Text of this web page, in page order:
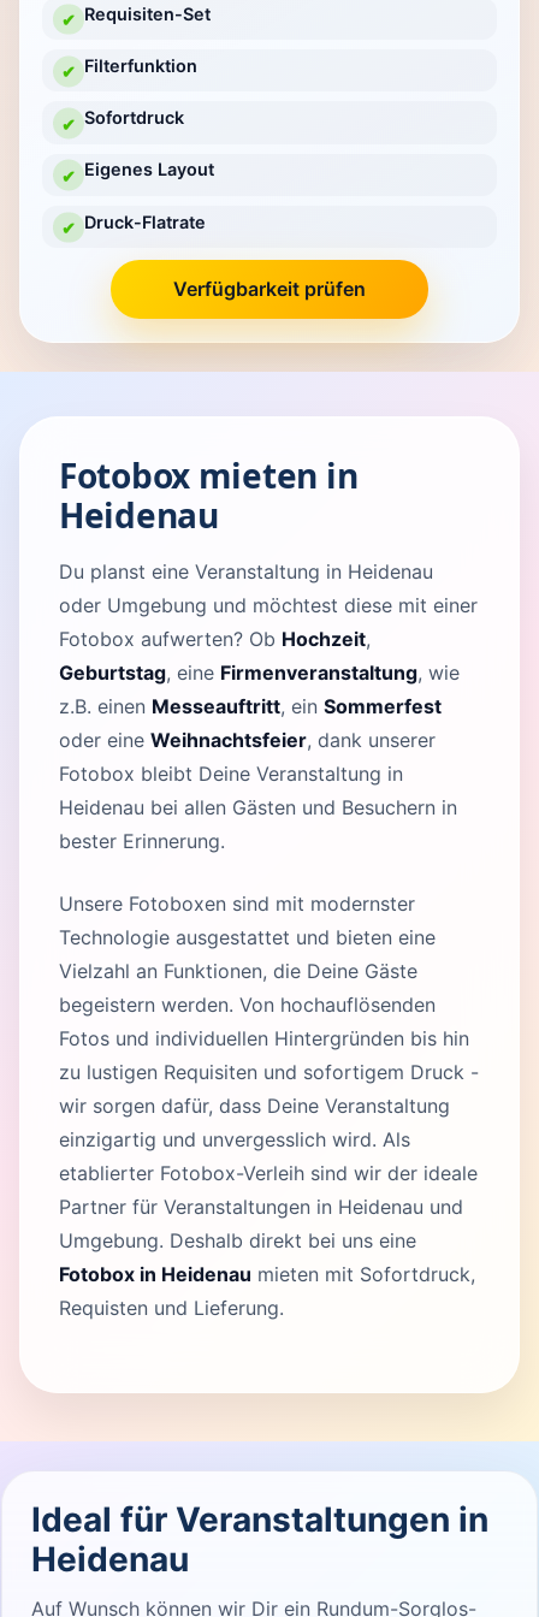
✔ Requisiten-Set
✔ Filterfunktion
✔ Sofortdruck
✔ Eigenes Layout
✔ Druck-Flatrate
Verfügbarkeit prüfen
Fotobox mieten in
Heidenau
Du planst eine Veranstaltung in Heidenau
oder Umgebung und möchtest diese mit einer
Fotobox aufwerten? Ob Hochzeit,
Geburtstag, eine Firmenveranstaltung, wie
z.B. einen Messeauftritt, ein Sommerfest
oder eine Weihnachtsfeier, dank unserer
Fotobox bleibt Deine Veranstaltung in
Heidenau bei allen Gästen und Besuchern in
bester Erinnerung.
Unsere Fotoboxen sind mit modernster
Technologie ausgestattet und bieten eine
Vielzahl an Funktionen, die Deine Gäste
begeistern werden. Von hochauflösenden
Fotos und individuellen Hintergründen bis hin
zu lustigen Requisiten und sofortigem Druck -
wir sorgen dafür, dass Deine Veranstaltung
einzigartig und unvergesslich wird. Als
etablierter Fotobox-Verleih sind wir der ideale
Partner für Veranstaltungen in Heidenau und
Umgebung. Deshalb direkt bei uns eine
Fotobox in Heidenau mieten mit Sofortdruck,
Requisten und Lieferung.
Ideal für Veranstaltungen in
Heidenau
Auf Wunsch können wir Dir ein Rundum-Sorglos-